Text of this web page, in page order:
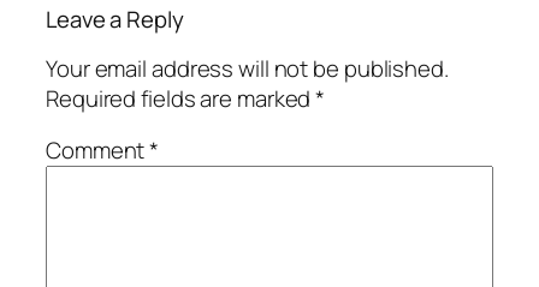
Leave a Reply
Your email address will not be published.
Required fields are marked*
Comment*